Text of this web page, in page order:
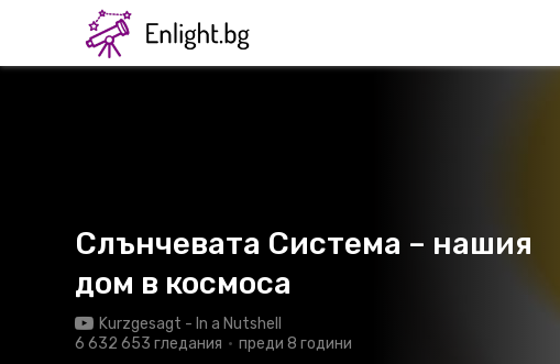
Слънчевата Система – нашия
дом в космоса
Kurzgesagt - In a Nutshell
6 632 653 гледания
преди 8 години